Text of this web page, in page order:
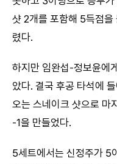
샷 2개를 포함해 5득점
렸다.
하지만 임완섭-정보윤에
았다. 결국 후공 타석에
오는 스네이크 샷으로 마
-1을 만들었다.
5세트에서는 신정주가 5